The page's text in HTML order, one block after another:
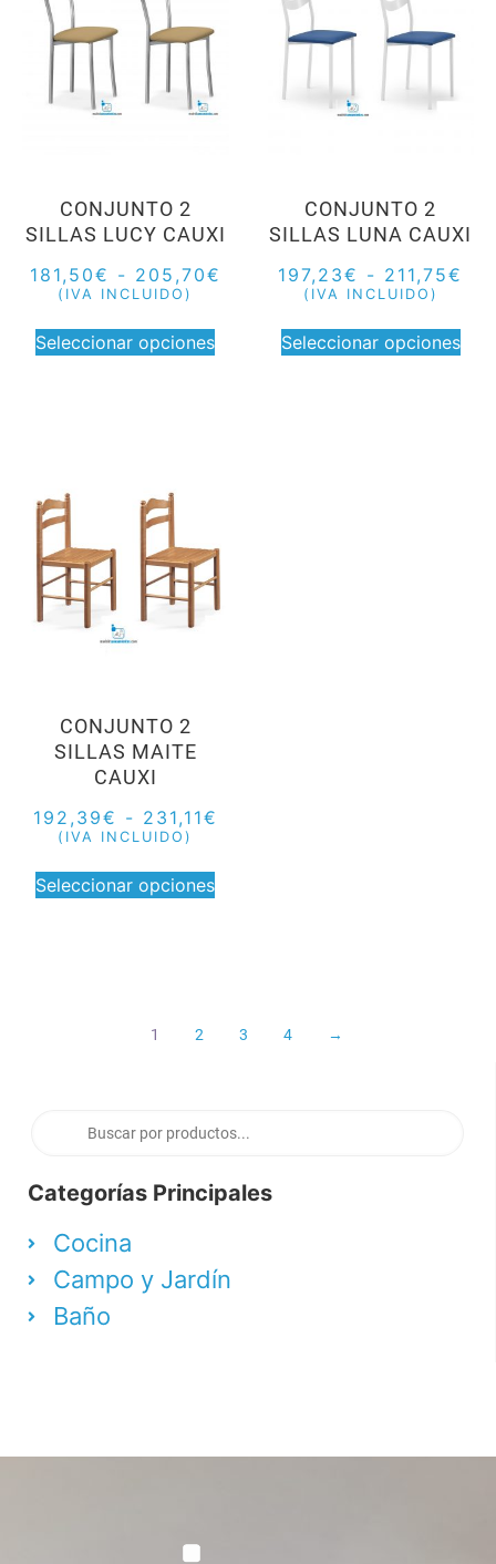
Categorías Principales
Cocina
Campo y Jardín
Baño
CONJUNTO 2
SILLAS LUCY CAUXI
181,50€ - 205,70€
(IVA INCLUIDO)
Seleccionar opciones
CONJUNTO 2
SILLAS LUNA CAUXI
197,23€ - 211,75€
(IVA INCLUIDO)
Seleccionar opciones
CONJUNTO 2
SILLAS MAITE
CAUXI
192,39€ - 231,11€
(IVA INCLUIDO)
Seleccionar opciones
1 2 3 4 →